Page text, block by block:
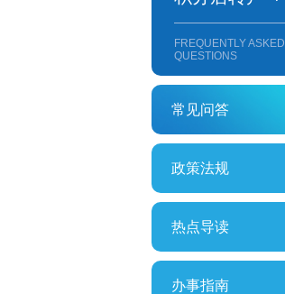
FREQUENTLY ASKED
QUESTIONS
常见问答
政策法规
热点导读
办事指南